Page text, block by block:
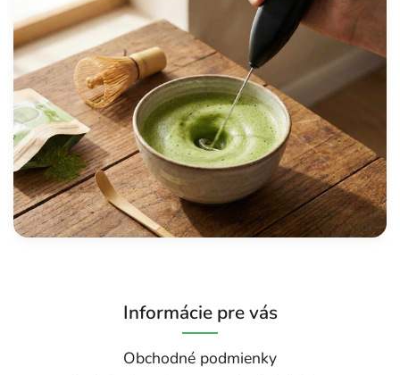
Informácie pre vás
Obchodné podmienky